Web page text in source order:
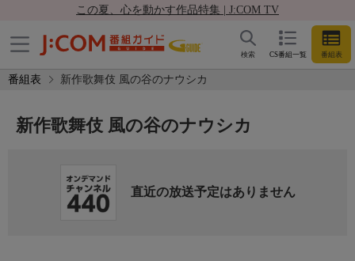
この夏、心を動かす作品特集 | J:COM TV
CS番組一覧 番組表
検索
番組表 新作歌舞伎 風の谷のナウシカ
新作歌舞伎 風の谷のナウシカ
直近の放送予定はありません